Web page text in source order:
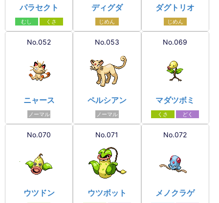
パラセクト
むし くさ
ディグダ
じめん
ダグトリオ
じめん
No.052
ニャース
ノーマル
No.053
ペルシアン
ノーマル
No.069
マダツボミ
くさ どく
No.070
ウツドン
No.071
ウツボット
No.072
メノクラゲ